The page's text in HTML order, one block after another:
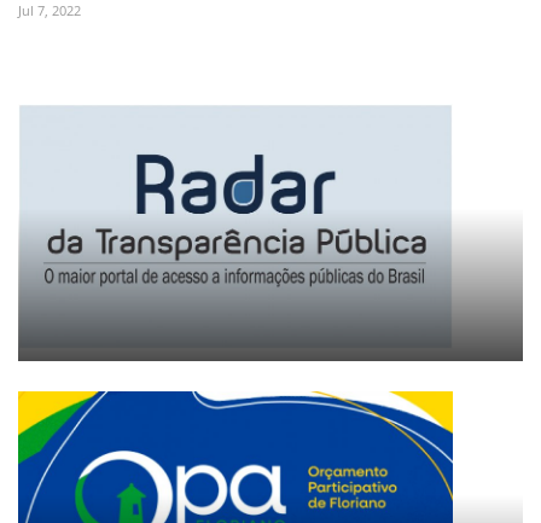
Jul 7, 2022